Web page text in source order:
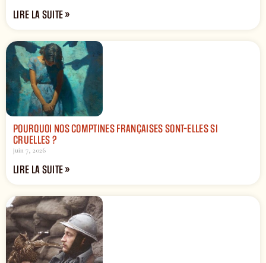
LIRE LA SUITE »
POURQUOI NOS COMPTINES FRANÇAISES SONT-ELLES SI
CRUELLES ?
juin 7, 2026
LIRE LA SUITE »